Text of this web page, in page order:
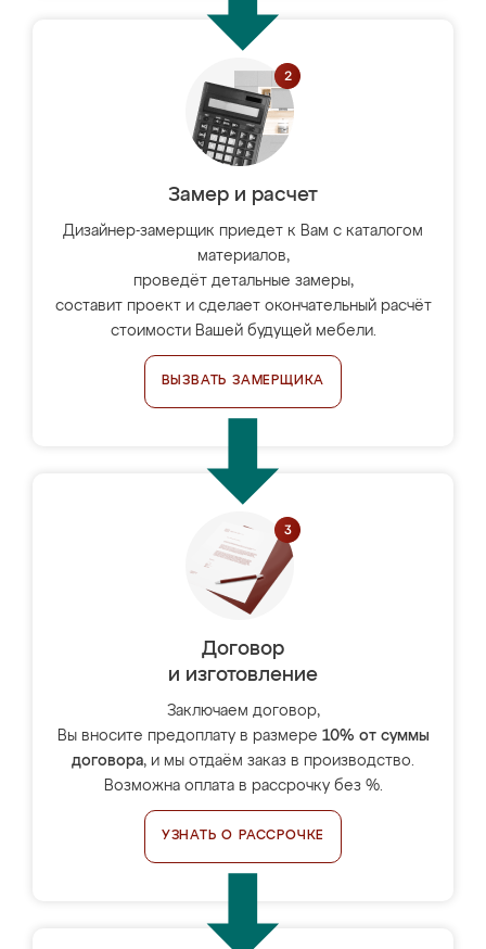
Замер и расчет
Дизайнер-замерщик приедет к Вам с каталогом
материалов,
проведёт детальные замеры,
составит проект и сделает окончательный расчёт
стоимости Вашей будущей мебели.
ВЫЗВАТЬ ЗАМЕРЩИКА
Договор
и изготовление
Заключаем договор,
Вы вносите предоплату в размере 10% от суммы
договора, и мы отдаём заказ в производство.
Возможна оплата в рассрочку без %.
УЗНАТЬ О РАССРОЧКЕ